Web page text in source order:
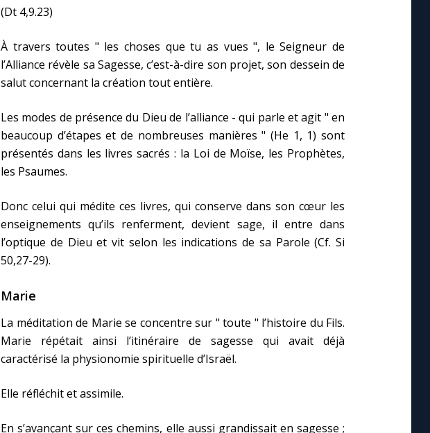
(Dt 4,9.23)
À travers toutes " les choses que tu as vues ", le Seigneur de
l’Alliance révèle sa Sagesse, c’est-à-dire son projet, son dessein de
salut concernant la création tout entière.
Les modes de présence du Dieu de l’alliance - qui parle et agit " en
beaucoup d’étapes et de nombreuses manières " (He 1, 1) sont
présentés dans les livres sacrés : la Loi de Moïse, les Prophètes,
les Psaumes.
Donc celui qui médite ces livres, qui conserve dans son cœur les
enseignements qu’ils renferment, devient sage, il entre dans
l’optique de Dieu et vit selon les indications de sa Parole (Cf. Si
50,27-29).
Marie
La méditation de Marie se concentre sur " toute " l’histoire du Fils.
Marie répétait ainsi l’itinéraire de sagesse qui avait déjà
caractérisé la physionomie spirituelle d’Israël.
Elle réfléchit et assimile.
En s’avançant sur ces chemins, elle aussi grandissait en sagesse ;